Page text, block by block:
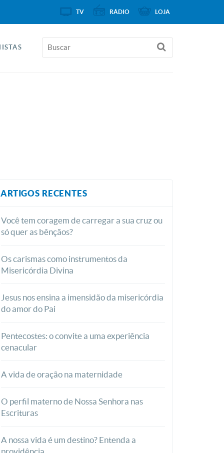
ARTIGOS RECENTES
Você tem coragem de carregar a sua cruz ou
só quer as bênçãos?
Os carismas como instrumentos da
Misericórdia Divina
Jesus nos ensina a imensidão da misericórdia
do amor do Pai
Pentecostes: o convite a uma experiência
cenacular
A vida de oração na maternidade
O perfil materno de Nossa Senhora nas
Escrituras
A nossa vida é um destino? Entenda a
TV RÁDIO LOJA